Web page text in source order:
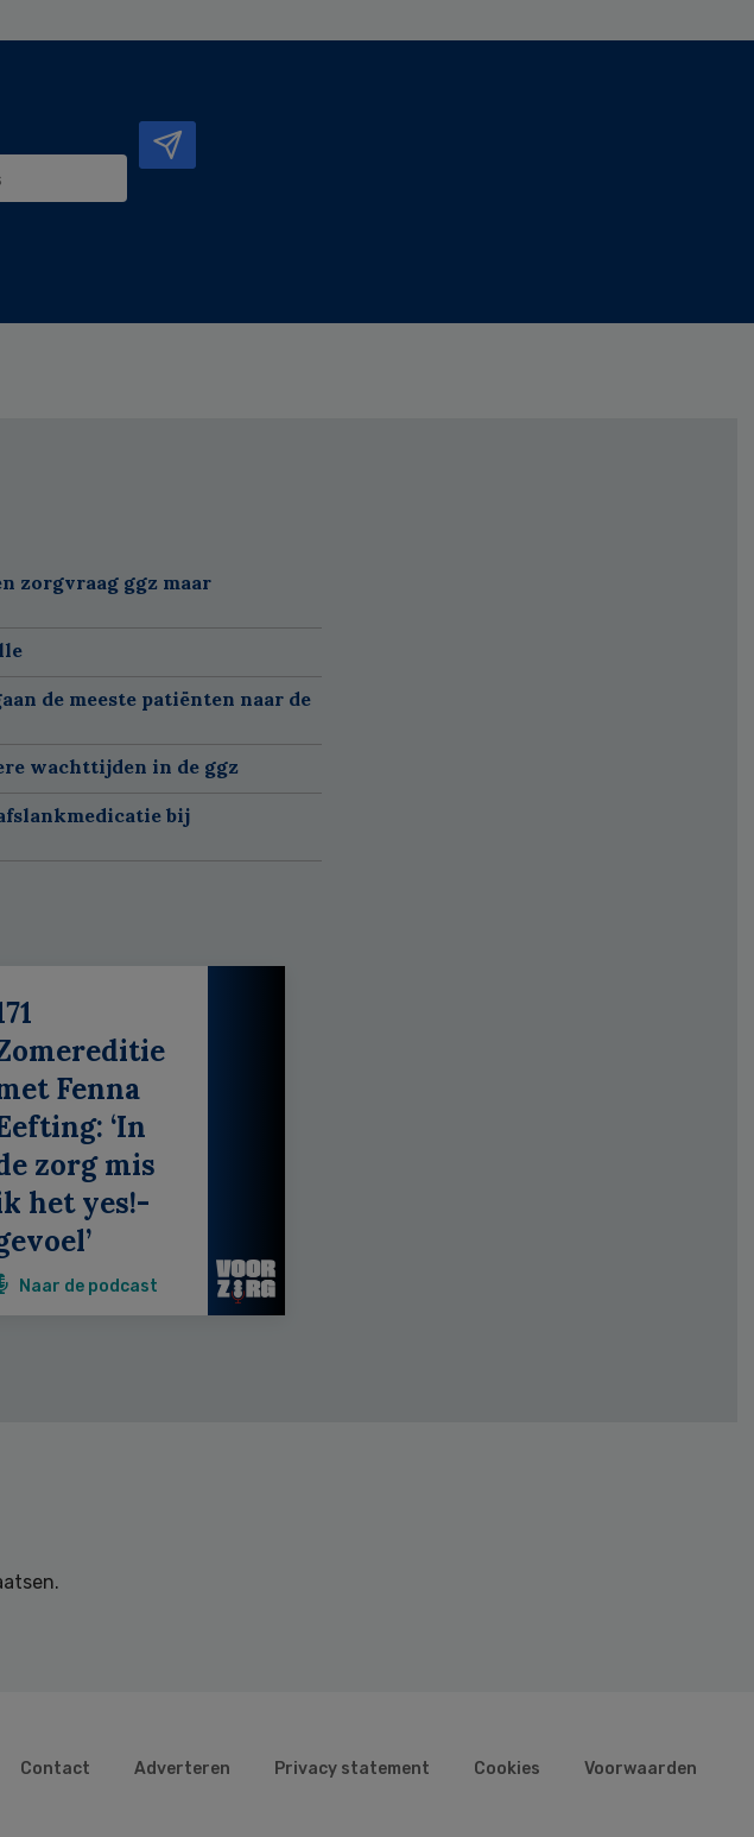
zorgvraag ggz maar
de meeste patiënten naar de
wachttijden in de ggz
bij
Fenna
‘In
zorg mis
het yes!-
Naar de podcast
Contact Adverteren Privacy statement Cookies Voorwaarden